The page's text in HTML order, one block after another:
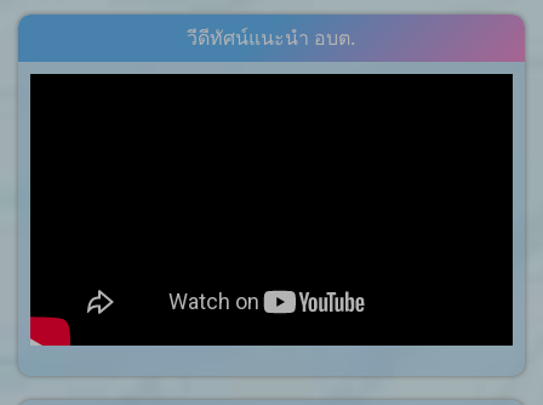
วีดีทัศน์แนะนำ อบต.